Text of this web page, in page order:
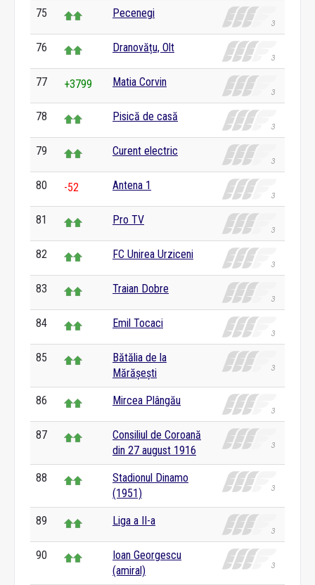
75 Pecenegi
76 Dranovățu, Olt
77 +3799 Matia Corvin
78 Pisică de casă
79 Curent electric
80 -52 Antena 1
81 Pro TV
82 FC Unirea Urziceni
83 Traian Dobre
84 Emil Tocaci
85
Bătălia de la
Mărășești
86 Mircea Plângău
87
Consiliul de Coroană
din 27 august 1916
88
Stadionul Dinamo
(1951)
89 Liga a II-a
90
Ioan Georgescu
(amiral)